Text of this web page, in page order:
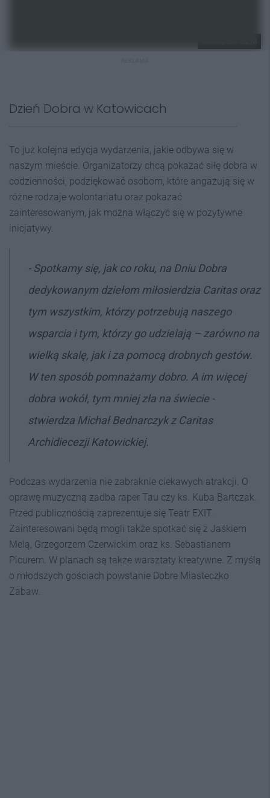
Dzień Dobra w Katowicach
To już kolejna edycja wydarzenia, jakie odbywa się w
naszym mieście. Organizatorzy chcą pokazać siłę dobra w
codzienności, podziękować osobom, które angażują się w
różne rodzaje wolontariatu oraz pokazać
zainteresowanym, jak można włączyć się w pozytywne
inicjatywy.
- Spotkamy się, jak co roku, na Dniu Dobra
dedykowanym dziełom miłosierdzia Caritas oraz
tym wszystkim, którzy potrzebują naszego
wsparcia i tym, którzy go udzielają – zarówno na
wielką skalę, jak i za pomocą drobnych gestów.
W ten sposób pomnażamy dobro. A im więcej
dobra wokół, tym mniej zła na świecie -
stwierdza Michał Bednarczyk z Caritas
Archidiecezji Katowickiej.
Podczas wydarzenia nie zabraknie ciekawych atrakcji. O
oprawę muzyczną zadba raper Tau czy ks. Kuba Bartczak.
Przed publicznością zaprezentuje się Teatr EXIT.
Zainteresowani będą mogli także spotkać się z Jaśkiem
Melą, Grzegorzem Czerwickim oraz ks. Sebastianem
Picurem. W planach są także warsztaty kreatywne. Z myślą
o młodszych gościach powstanie Dobre Miasteczko
Zabaw.